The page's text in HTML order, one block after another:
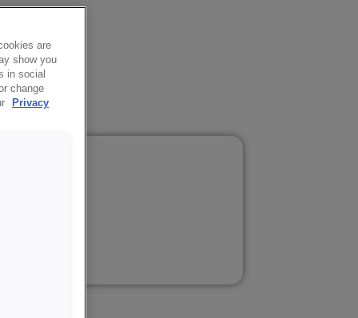
are
show you
in social
change
Privacy